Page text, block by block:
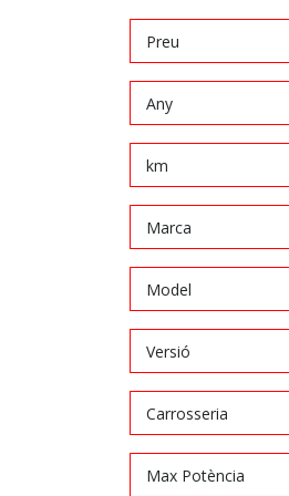
Preu
Any
km
Marca
Model
Versió
Carrosseria
Max Potència